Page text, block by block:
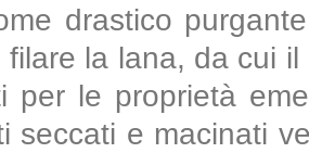
drastico
filare la lana, da cui
per le proprietà
seccati e macinati